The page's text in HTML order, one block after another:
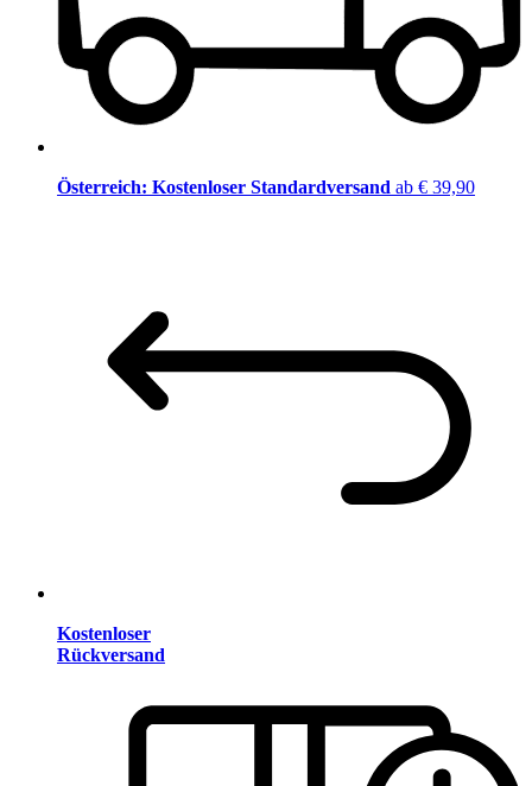
Österreich: Kostenloser Standardversand ab € 39,90
Kostenloser
Rückversand